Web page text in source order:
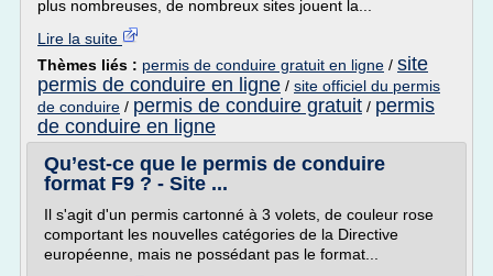
plus nombreuses, de nombreux sites jouent la...
Lire la suite
Thèmes liés : permis de conduire gratuit en ligne / site
permis de conduire en ligne / site officiel du permis
de conduire / permis de conduire gratuit / permis
de conduire en ligne
Qu’est-ce que le permis de conduire
format F9 ? - Site ...
Il s'agit d'un permis cartonné à 3 volets, de couleur rose
comportant les nouvelles catégories de la Directive
européenne, mais ne possédant pas le format...